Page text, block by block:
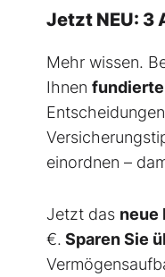
Jetzt NEU: 3
Mehr wissen.
Ihnen fundierte
einordnen –
Jetzt das neue
€. Sparen Sie